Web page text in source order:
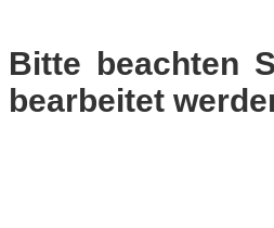
Bitte beachten
bearbeitet